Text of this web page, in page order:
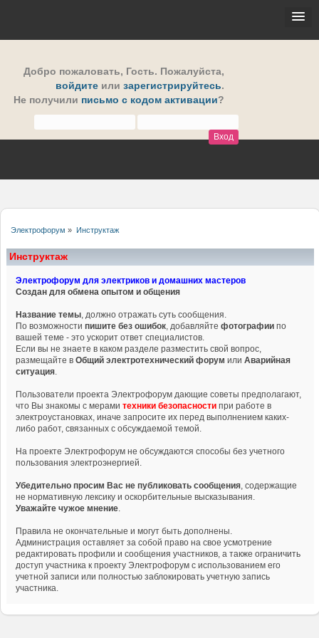
Добро пожаловать, Гость. Пожалуйста,
войдите или зарегистрируйтесь.
Не получили письмо с кодом активации?
Электрофорум » Инструктаж
Инструктаж
Электрофорум для электриков и домашних мастеров
Создан для обмена опытом и общения
Название темы, должно отражать суть сообщения.
По возможностипишите без ошибок, добавляйтефотографии по
вашей теме - это ускорит ответ специалистов.
Если вы не знаете в каком разделе разместить свой вопрос,
размещайте вОбщий электротехнический форум илиАварийная
ситуация.
Пользователи проекта Электрофорум дающие советы предполагают,
что Вы знакомы с мерамитехники безопасности при работе в
электроустановках, иначе запросите их перед выполнением каких-
либо работ, связанных с обсуждаемой темой.
На проекте Электрофорум не обсуждаются способы без учетного
пользования электроэнергией.
Убедительно просим Вас не публиковать сообщения, содержащие
не нормативную лексику и оскорбительные высказывания.
Уважайте чужое мнение.
Правила не окончательные и могут быть дополнены.
Администрация оставляет за собой право на свое усмотрение
редактировать профили и сообщения участников, а также ограничить
доступ участника к проекту Электрофорум с использованием его
учетной записи или полностью заблокировать учетную запись
участника.